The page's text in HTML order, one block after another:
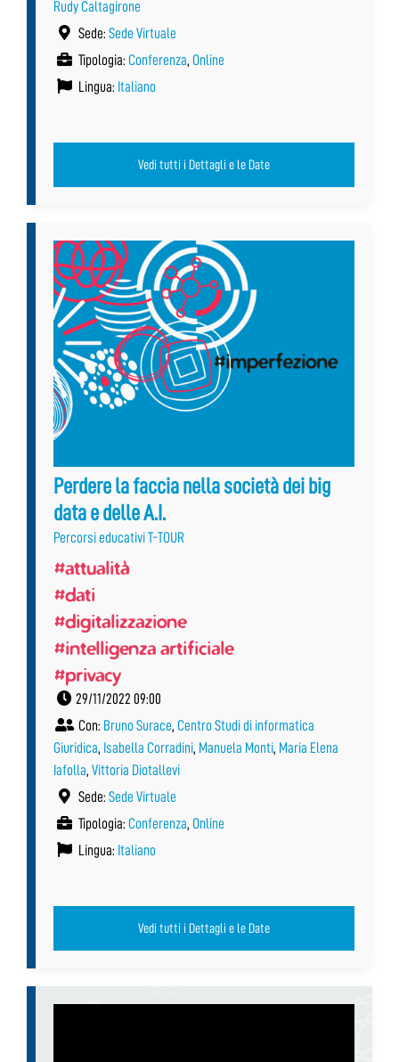
Rudy Caltagirone
Sede: Sede Virtuale
Tipologia: Conferenza, Online
Lingua: Italiano
Vedi tutti i Dettagli e le Date
Perdere la faccia nella società dei big
data e delle A.I.
Percorsi educativi T-TOUR
#attualità
#dati
#digitalizzazione
#intelligenza artificiale
#privacy
29/11/2022 09:00
Con: Bruno Surace, Centro Studi di informatica
Giuridica, Isabella Corradini, Manuela Monti, Maria Elena
Iafolla, Vittoria Diotallevi
Sede: Sede Virtuale
Tipologia: Conferenza, Online
Lingua: Italiano
Vedi tutti i Dettagli e le Date